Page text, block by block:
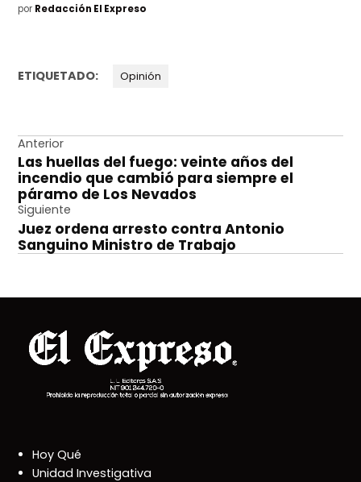
por Redacción El Expreso
ETIQUETADO: Opinión
Navegación
de
entradas
Anterior
Las huellas del fuego: veinte años del
incendio que cambió para siempre el
páramo de Los Nevados
Siguiente
Juez ordena arresto contra Antonio
Sanguino Ministro de Trabajo
Hoy Qué
Unidad Investigativa